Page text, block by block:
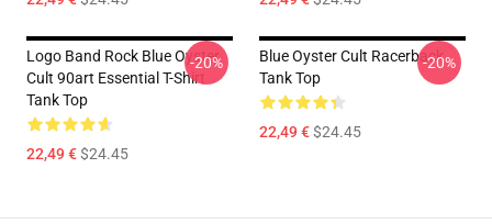
Logo Band Rock Blue Oyster
Cult 90art Essential T-Shirt
Tank Top
22,49 €$24.45
-20%
Blue Oyster Cult Racerback
Tank Top
22,49 €$24.45
-20%